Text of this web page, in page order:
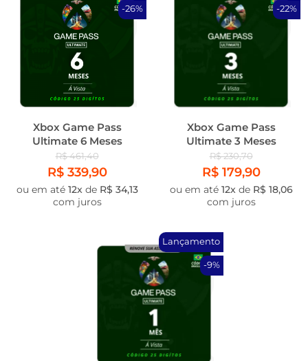
-26%
Xbox Game Pass
Ultimate 6 Meses
R$ 461,40
R$ 339,90
ou em até 12xde R$ 34,13
com juros
-22%
Xbox Game Pass
Ultimate 3 Meses
R$ 230,70
R$ 179,90
ou em até 12xde R$ 18,06
com juros
Lançamento
-9%